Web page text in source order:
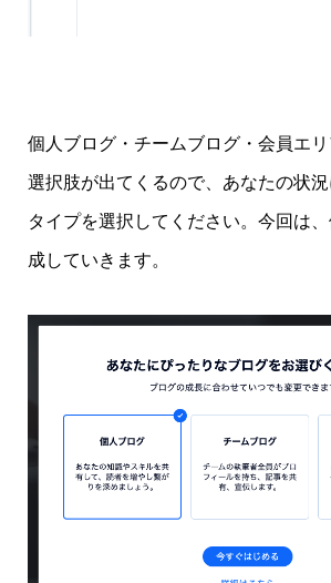
個人ブログ・チームブログ・会員エ
選択肢が出てくるので、あなたの状
タイプを選択してください。今回は
成していきます。